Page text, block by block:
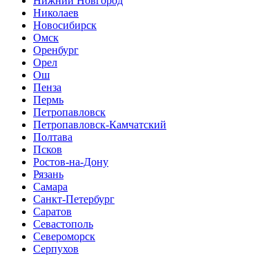
Николаев
Новосибирск
Омск
Оренбург
Орел
Ош
Пенза
Пермь
Петропавловск
Петропавловск-Камчатский
Полтава
Псков
Ростов-на-Дону
Рязань
Самара
Санкт-Петербург
Саратов
Севастополь
Североморск
Серпухов